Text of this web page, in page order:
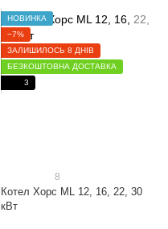
НОВИНКА
−7%
ЗАЛИШИЛОСЬ 8 ДНІВ
БЕЗКОШТОВНА ДОСТАВКА
3
8
Котел Хорс ML 12, 16, 22, 30
кВт